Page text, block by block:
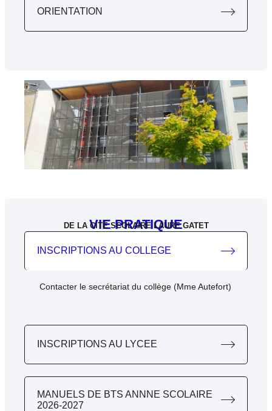
ORIENTATION
VIE PRATIQUE
DE LA CITÉ SCOLAIRE LAURE GATET
INSCRIPTIONS AU COLLEGE
Contacter le secrétariat du collège (Mme Autefort)
INSCRIPTIONS AU LYCEE
MANUELS DE BTS ANNNE SCOLAIRE
2026-2027